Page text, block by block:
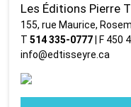
Les Éditions Pierre
155, rue Maurice,
T514 335‑0777 | F 450
info@edtisseyre.ca